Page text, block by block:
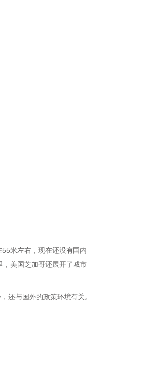
米左右，现在还没有国内
美国芝加哥还展开了城市
还与国外的政策环境有关。